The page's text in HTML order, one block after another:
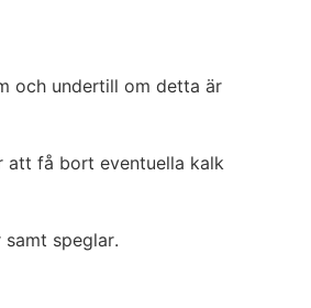
och undertill om detta är
att få bort eventuella kalk
speglar.